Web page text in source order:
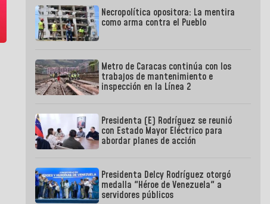
Necropolítica opositora: La mentira
como arma contra el Pueblo
Metro de Caracas continúa con los
trabajos de mantenimiento e
inspección en la Línea 2
Presidenta (E) Rodríguez se reunió
con Estado Mayor Eléctrico para
abordar planes de acción
Presidenta Delcy Rodríguez otorgó
medalla "Héroe de Venezuela" a
servidores públicos